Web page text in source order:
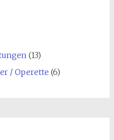
(13)
/ Operette (6)